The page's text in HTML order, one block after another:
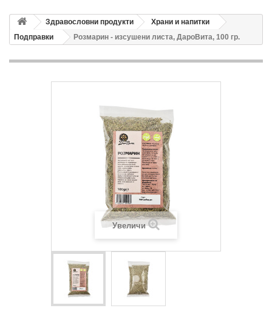
Здравословни продукти
Храни и напитки
Подправки
Розмарин - изсушени листа, ДароВита, 100 гр.
Увеличи